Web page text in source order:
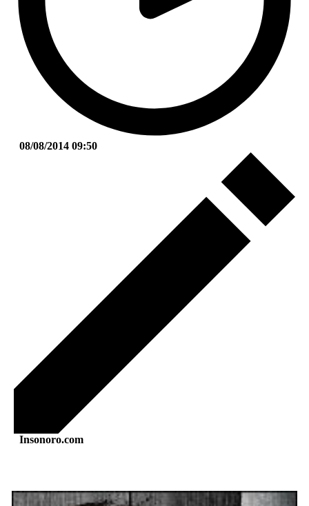
08/08/2014 09:50
Insonoro.com